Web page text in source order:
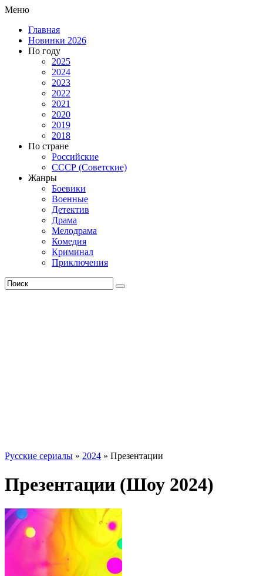
Меню
Главная
Новинки 2026
По году
2025
2024
2023
2022
2021
2020
2019
2018
По стране
Российские
СССР (Советские)
Жанры
Боевики
Военные
Детектив
Драма
Мелодрама
Комедия
Криминал
Приключения
Русские сериалы » 2024 » Презентации
Презентации (Шоу 2024)